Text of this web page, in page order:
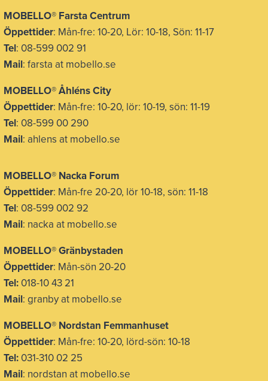
MOBELLO® Farsta Centrum
Öppettider: Mån-fre: 10-20, Lör: 10-18, Sön: 11-17
Tel: 08-599 002 91
Mail: farsta at mobello.se
MOBELLO® Åhléns City
Öppettider: Mån-fre: 10-20, lör: 10-19, sön: 11-19
Tel: 08-599 00 290
Mail: ahlens at mobello.se
MOBELLO® Nacka Forum
Öppettider: Mån-fre 20-20, lör 10-18, sön: 11-18
Tel: 08-599 002 92
Mail: nacka at mobello.se
MOBELLO®Gränbystaden
Öppettider: Mån-sön 20-20
Tel: 018-10 43 21
Mail: granby at mobello.se
MOBELLO® Nordstan Femmanhuset
Öppettider: Mån-fre: 10-20, lörd-sön: 10-18
Tel: 031-310 02 25
Mail: nordstan at mobello.se